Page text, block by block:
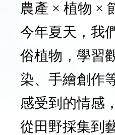
農產 × 植物 ×
今年夏天，我
俗植物，學習
染、手繪創作
感受到的情感
從田野採集到